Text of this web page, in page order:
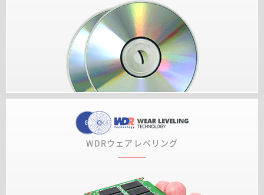
WDRウェアレベリング